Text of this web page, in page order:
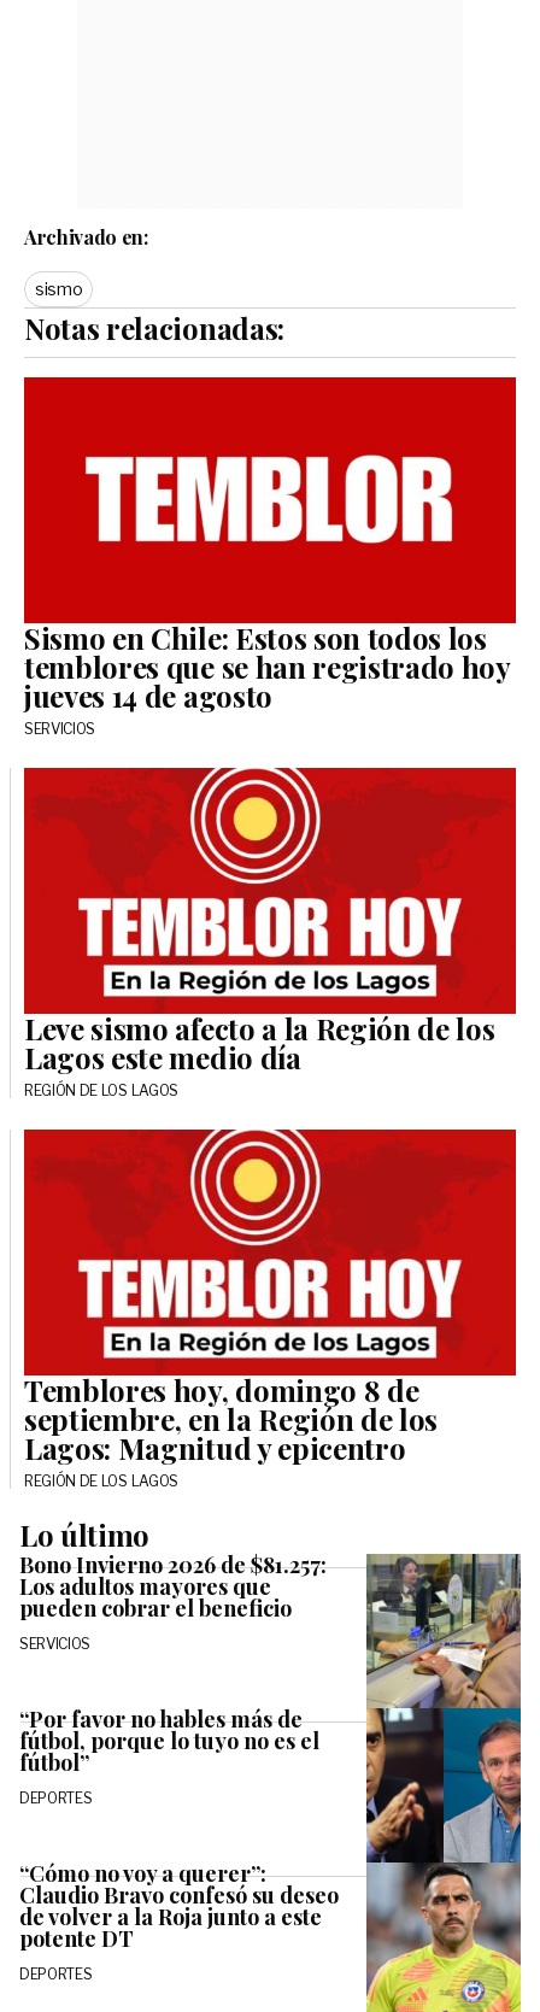
Archivado en:
sismo
Notas relacionadas:
Sismo en Chile: Estos son todos los
temblores que se han registrado hoy
jueves 14 de agosto
SERVICIOS
Leve sismo afecto a la Región de los
Lagos este medio día
REGIÓN DE LOS LAGOS
Temblores hoy, domingo 8 de
septiembre, en la Región de los
Lagos: Magnitud y epicentro
REGIÓN DE LOS LAGOS
Lo último
Bono Invierno 2026 de $81.257:
Los adultos mayores que
pueden cobrar el beneficio
SERVICIOS
“Por favor no hables más de
fútbol, porque lo tuyo no es el
fútbol”
DEPORTES
“Cómo no voy a querer”:
Claudio Bravo confesó su deseo
de volver a la Roja junto a este
potente DT
DEPORTES